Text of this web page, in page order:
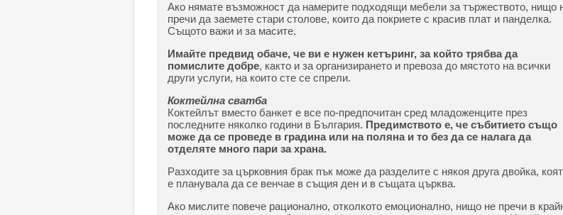
Ако нямате възможност да намерите подходящи мебели за тържеството, нищо
пречи да заемете стари столове, които да покриете с красив плат и панделка.
Същото важи и за масите.
Имайте предвид обаче, че ви е нужен кетъринг, за който трябва да
помислите добре, както и за организирането и превоза до мястото на всички
други услуги, на които сте се спрели.
Коктейлна сватба
Коктейлът вместо банкет е все по-предпочитан сред младоженците през
последните няколко години в България. Предимството е, че събитието също
може да се проведе в градина или на поляна и то без да се налага да
отделяте много пари за храна.
Разходите за църковния брак пък може да разделите с някоя друга двойка,
е планувала да се венчае в същия ден и в същата църква.
Ако мислите повече рационално, отколкото емоционално, нищо не пречи в